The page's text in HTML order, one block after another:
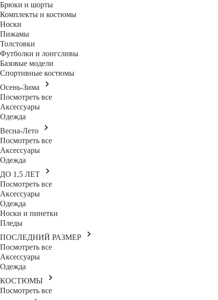
Брюки и шорты
Комплекты и костюмы
Носки
Пижамы
Толстовки
Футболки и лонгсливы
Базовые модели
Спортивные костюмы
Осень-Зима
Посмотреть все
Аксессуары
Одежда
Весна-Лето
Посмотреть все
Аксессуары
Одежда
ДО 1,5 ЛЕТ
Посмотреть все
Аксессуары
Одежда
Носки и пинетки
Пледы
ПОСЛЕДНИЙ РАЗМЕР
Посмотреть все
Аксессуары
Одежда
КОСТЮМЫ
Посмотреть все